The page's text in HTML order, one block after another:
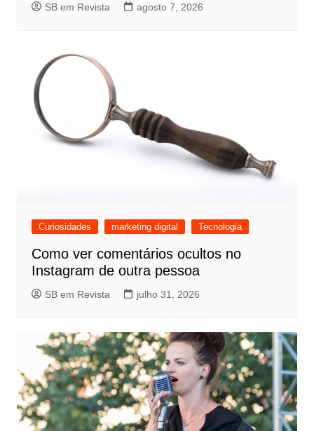
SB em Revista agosto 7, 2026
Curiosidades marketing digital Tecnologia
Como ver comentários ocultos no
Instagram de outra pessoa
SB em Revista julho 31, 2026